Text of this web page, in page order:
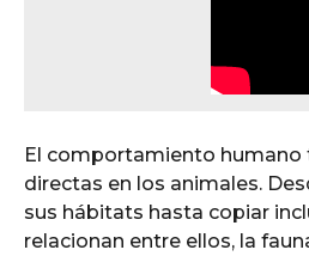
El comportamiento humano
directas en los animales.
sus hábitats hasta copiar
relacionan entre ellos, la